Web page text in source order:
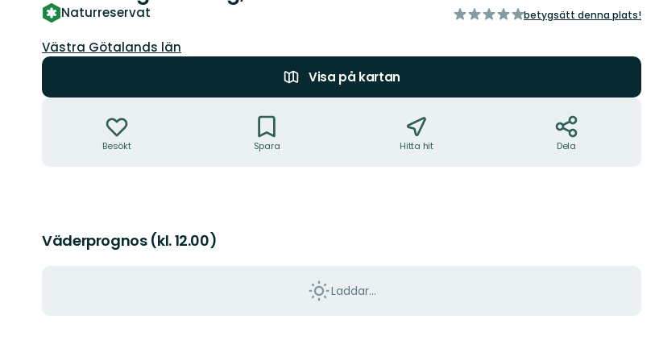
Naturreservat
av
betygsätt denna plats!
Län:
Västra Götalands län
Visa på kartan
Besökt Spara Hitta hit Dela
Väderprognos (kl. 12.00)
Laddar...